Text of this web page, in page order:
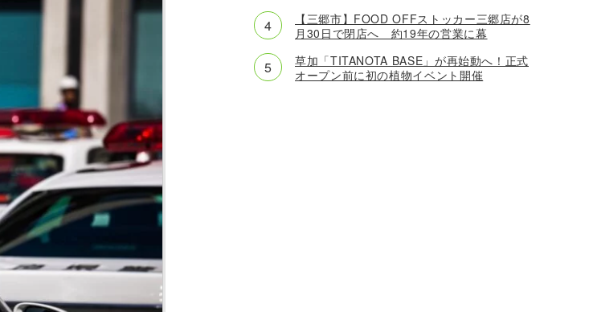
【三郷市】FOOD OFFストッカー三郷店が8
月30日で閉店へ 約19年の営業に幕
草加「TITANOTA BASE」が再始動へ！正式
オープン前に初の植物イベント開催